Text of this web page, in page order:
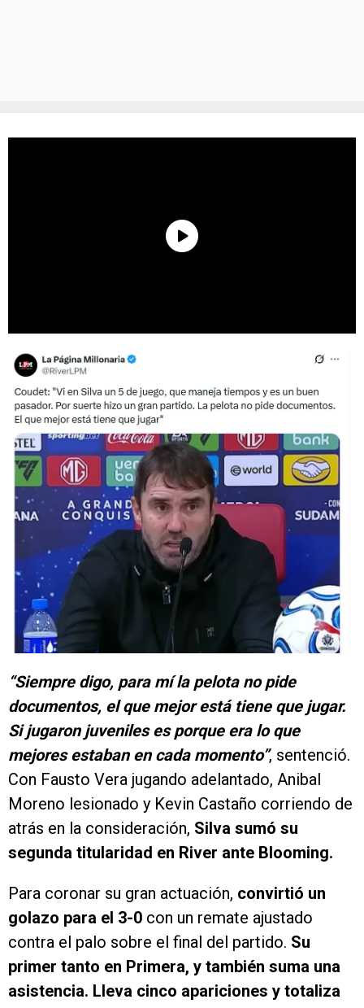
“Siempre digo, para mí la pelota no pide
documentos, el que mejor está tiene que jugar.
Si jugaron juveniles es porque era lo que
mejores estaban en cada momento”, sentenció.
Con Fausto Vera jugando adelantado, Anibal
Moreno lesionado y Kevin Castaño corriendo de
atrás en la consideración, Silva sumó su
segunda titularidad en River ante Blooming.
Para coronar su gran actuación, convirtió un
golazo para el 3-0 con un remate ajustado
contra el palo sobre el final del partido. Su
primer tanto en Primera, y también suma una
asistencia. Lleva cinco apariciones y totaliza